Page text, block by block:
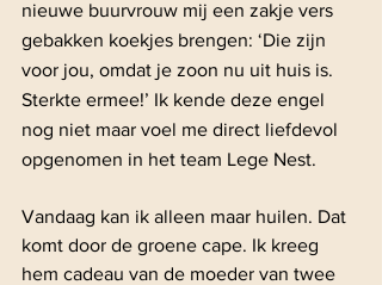
nieuwe buurvrouw mij een zakje vers
gebakken koekjes brengen: ‘Die zijn
voor jou, omdat je zoon nu uit huis is.
Sterkte ermee!’ Ik kende deze engel
nog niet maar voel me direct liefdevol
opgenomen in het team Lege Nest.
Vandaag kan ik alleen maar huilen. Dat
komt door de groene cape. Ik kreeg
hem cadeau van de moeder van twee